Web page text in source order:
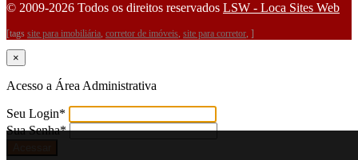
© 2009-2026 Todos os direitos reservados LSW - Loca Sites Web
[tags site para imobiliária, corretor de imóveis, site para corretor, ]
×
Acesso a Área Administrativa
Seu Login*
Sua Senha*